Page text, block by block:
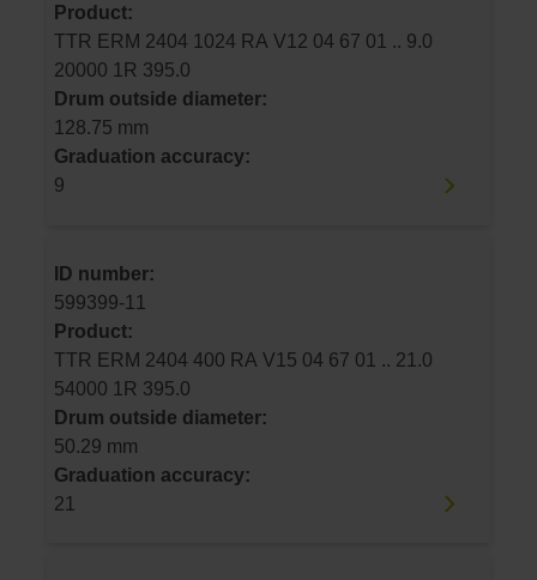
Product:
TTR ERM 2404 1024 RA V12 04 67 01 .. 9.0
20000 1R 395.0
Drum outside diameter:
128.75 mm
Graduation accuracy:
9
ID number:
599399-11
Product:
TTR ERM 2404 400 RA V15 04 67 01 .. 21.0
54000 1R 395.0
Drum outside diameter:
50.29 mm
Graduation accuracy:
21